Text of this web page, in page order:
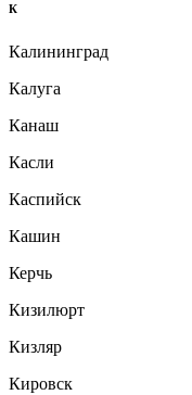
К
Калининград
Калуга
Канаш
Касли
Каспийск
Кашин
Керчь
Кизилюрт
Кизляр
Кировск